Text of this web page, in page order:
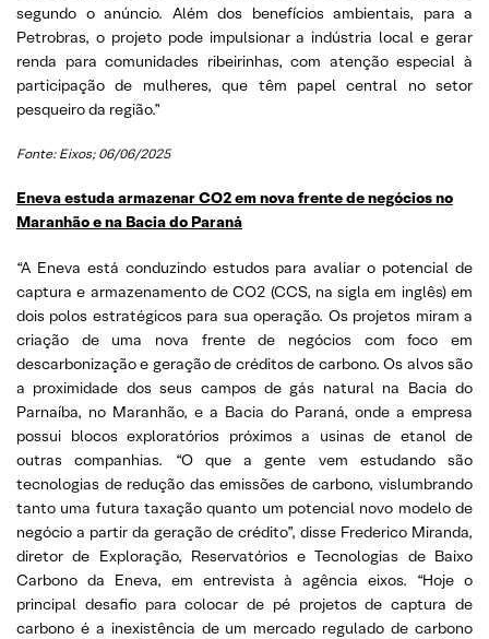
segundo o anúncio. Além dos benefícios ambientais, para a
Petrobras, o projeto pode impulsionar a indústria local e gerar
renda para comunidades ribeirinhas, com atenção especial à
participação de mulheres, que têm papel central no setor
pesqueiro da região.”
Fonte: Eixos; 06/06/2025
Eneva estuda armazenar CO2 em nova frente de negócios no
Maranhão e na Bacia do Paraná
“A Eneva está conduzindo estudos para avaliar o potencial de
captura e armazenamento de CO2 (CCS, na sigla em inglês) em
dois polos estratégicos para sua operação. Os projetos miram a
criação de uma nova frente de negócios com foco em
descarbonização e geração de créditos de carbono. Os alvos são
a proximidade dos seus campos de gás natural na Bacia do
Parnaíba, no Maranhão, e a Bacia do Paraná, onde a empresa
possui blocos exploratórios próximos a usinas de etanol de
outras companhias. “O que a gente vem estudando são
tecnologias de redução das emissões de carbono, vislumbrando
tanto uma futura taxação quanto um potencial novo modelo de
negócio a partir da geração de crédito”, disse Frederico Miranda,
diretor de Exploração, Reservatórios e Tecnologias de Baixo
Carbono da Eneva, em entrevista à agência eixos. “Hoje o
principal desafio para colocar de pé projetos de captura de
carbono é a inexistência de um mercado regulado de carbono